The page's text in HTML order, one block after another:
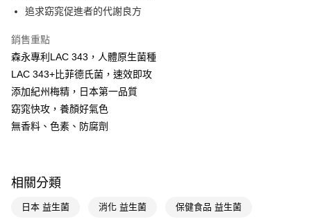
街口支付
悠遊付
Google Pay
【關於「AFTEE先享後付」】
AFTEE先享後付是「在收到商品之後才付款」的支付方式。 讓您購物簡單
３．安心：先確認商品／服務後，再付款。
【「AFTEE先享後付」結帳流程】
即享券
全家取貨付款
每筆NT$65，滿NT$390(含以上)免運費
追求窈窕促進者的代謝良方
銷售重點
森永專利LAC 343，人體原生菌種
LAC 343+比菲德氏菌，速效即攻
添加紀州梅精，日本第一品質
窈窕快攻，養顏好氣色
無香料、色素、防腐劑
相關分類
日本 益生菌 消化 益生菌 保健食品 益生菌